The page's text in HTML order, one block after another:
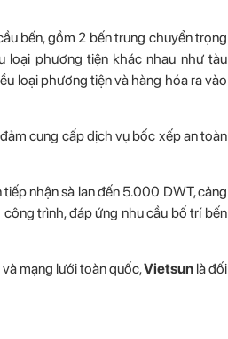
bến, gồm 2 bến trung chuyển trọng
loại phương tiện khác nhau như tàu
loại phương tiện và hàng hóa ra vào
cung cấp dịch vụ bốc xếp an toàn
nhận sà lan đến 5.000 DWT, cảng
trình, đáp ứng nhu cầu bố trí bến
mạng lưới toàn quốc,Vietsun là đối